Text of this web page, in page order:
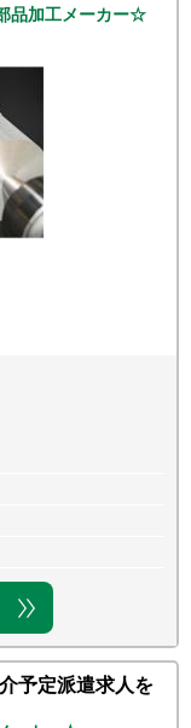
品加工メーカー☆
予定派遣求人を